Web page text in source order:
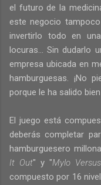
el futuro de la
este negocio
invertirlo todo en
locuras... Sin dudarlo
empresa ubicada en
hamburguesas. ¡No
porque le ha salido
El juego está
deberás completar
hamburguesero
It Out" y "Mylo
compuesto por 16